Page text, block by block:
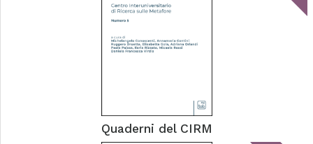
Quaderni del CIRM